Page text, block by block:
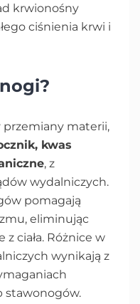
krwionośny
ciśnienia krwi i
materii,
kwas
, z
wydalniczych.
pomagają
eliminując
ciała. Różnice w
wynikają z
stawonogów.